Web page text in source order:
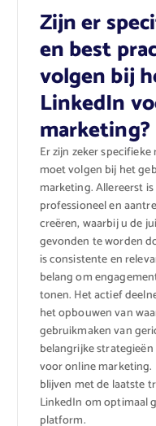
Zijn er
en best
volgen bij
LinkedIn
marketing?
Er zijn zeker
moet volgen bij het
marketing. Allereerst
professioneel en
creëren, waarbij u de
gevonden te worden
is consistente en
belang om
tonen. Het actief
het opbouwen van
gebruikmaken van
belangrijke
voor online
blijven met de laatste
LinkedIn om optimaal
platform.